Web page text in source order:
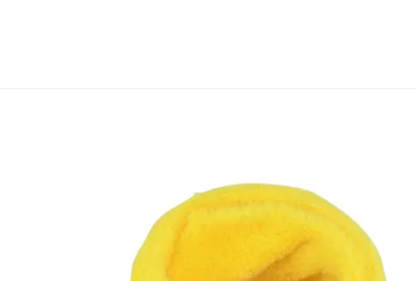
「ワンキャリア 就活クチコミアワード2026」授賞式に
アイグッズが登壇しました